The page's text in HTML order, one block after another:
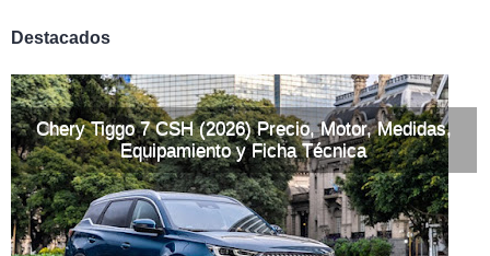
Destacados
Chery Tiggo 7 CSH (2026) Precio, Motor, Medidas,
Equipamiento y Ficha Técnica